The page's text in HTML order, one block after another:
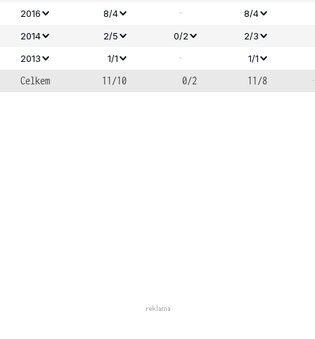
2016 8/4 -
8/4
2014
2/5 0/2
2/3
2013
1/1 - 1/1
Celkem 11/10 0/2 11/8